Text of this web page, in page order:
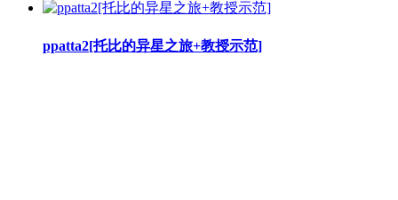
ppatta2[托比的异星之旅+教授示范]